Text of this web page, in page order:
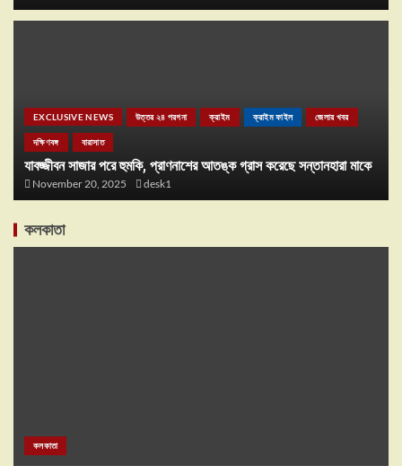
EXCLUSIVE NEWS উত্তর ২৪ পরগনা ক্রাইম ক্রাইম ফাইল জেলার খবর
দক্ষিণবঙ্গ বারাসাত
যাবজ্জীবন সাজার পরে হুমকি, প্রাণনাশের আতঙ্ক গ্রাস করেছে সন্তানহারা মাকে
November 20, 2025 desk1
কলকাতা
কলকাতা